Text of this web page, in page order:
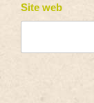
Site web